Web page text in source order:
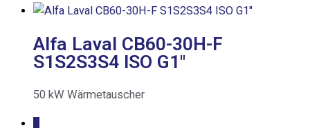
Alfa Laval CB60-30H-F
S1S2S3S4 ISO G1″
50 kW Wärmetauscher